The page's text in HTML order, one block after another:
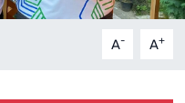
A- A+